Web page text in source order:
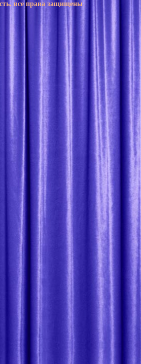
все права защищены